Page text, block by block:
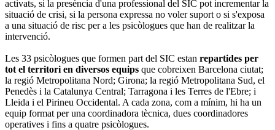
activats, si la presència d'una professional del SIC pot incrementar la
situació de crisi, si la persona expressa no voler suport o si s'exposa
a una situació de risc per a les psicòlogues que han de realitzar la
intervenció.
Les 33 psicòlogues que formen part del SIC estan repartides per
tot el territori en diversos equips que cobreixen Barcelona ciutat;
la regió Metropolitana Nord; Girona; la regió Metropolitana Sud, el
Penedès i la Catalunya Central; Tarragona i les Terres de l'Ebre; i
Lleida i el Pirineu Occidental. A cada zona, com a mínim, hi ha un
equip format per una coordinadora tècnica, dues coordinadores
operatives i fins a quatre psicòlogues.